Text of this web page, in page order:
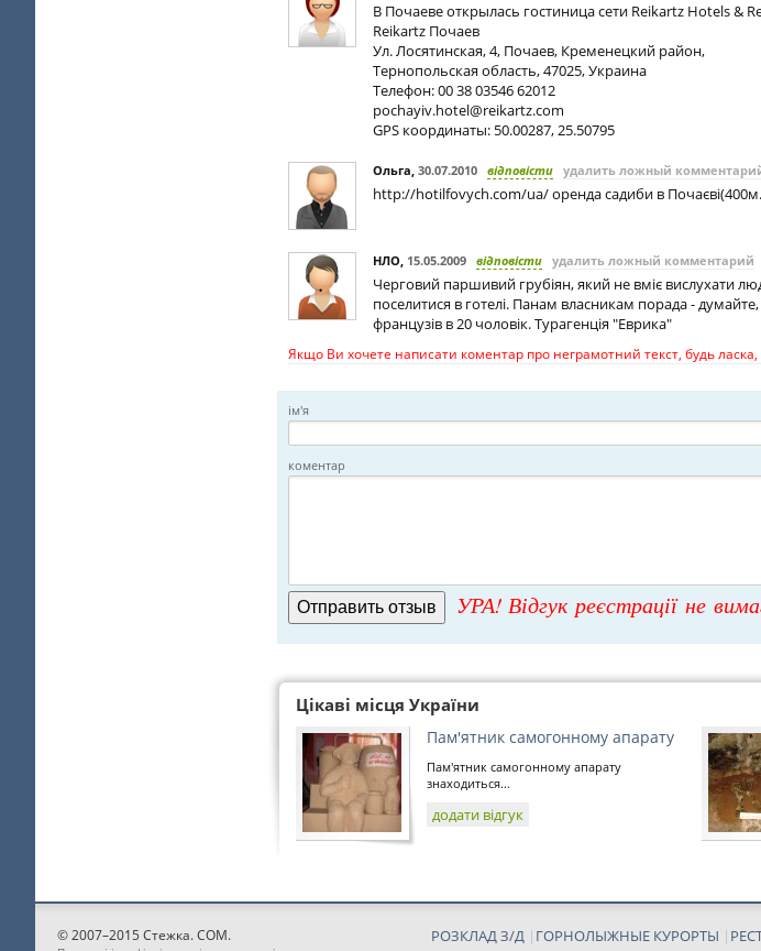
В Почаеве открылась гостиница сети Reikartz Hotels &
Reikartz Почаев
Ул. Лосятинская, 4, Почаев, Кременецкий район,
Тернопольская область, 47025, Украина
Телефон: 00 38 03546 62012
pochayiv.hotel@reikartz.com
GPS координаты: 50.00287, 25.50795
Ольга, 30.07.2010 відповісти удалить ложный
http://hotilfovych.com/ua/ оренда садиби в
НЛО, 15.05.2009 відповісти удалить ложный комментарий
Черговий паршивий грубіян, який не вміє вислухати
поселитися в готелі. Панам власникам порада -
французів в 20 чоловік. Турагенція "Еврика"
Якщо Ви хочете написати коментар про неграмотний текст, будь
ім'я
коментар
УРА! Відгук реєстрації не
Цікаві місця України
Пам'ятник самогонному апарату
Пам'ятник самогонному апарату
знаходиться...
додати відгук
© 2007–2015 Стежка. COM. РОЗКЛАД З/Д | ГОРНОЛЫЖНЫЕ КУРОРТЫ |